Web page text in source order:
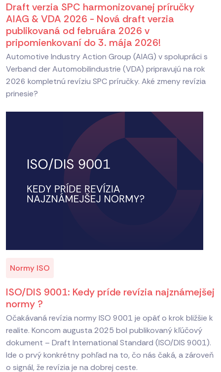
Draft verzia SPC harmonizovanej príručky
AIAG & VDA 2026 - Nová draft verzia
publikovaná od februára 2026 v
pripomienkovaní do 3. mája 2026!
Automotive Industry Action Group (AIAG) v spolupráci s
Verband der Automobilindustrie (VDA) pripravujú na rok
2026 kompletnú revíziu SPC príručky. Aké zmeny revízia
prinesie?
Normy ISO
ISO/DIS 9001: Kedy príde revízia najznámejšej
normy ?
Očakávaná revízia normy ISO 9001 je opäť o krok bližšie k
realite. Koncom augusta 2025 bol publikovaný kľúčový
dokument – Draft International Standard (ISO/DIS 9001).
Ide o prvý konkrétny pohľad na to, čo nás čaká, a zároveň
o signál, že revízia je na dobrej ceste.